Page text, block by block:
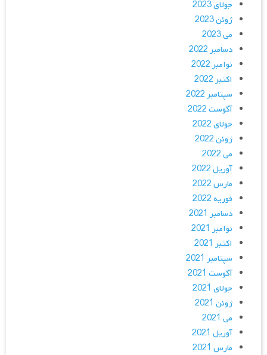
جولای 2023
ژوئن 2023
می 2023
دسامبر 2022
نوامبر 2022
اکتبر 2022
سپتامبر 2022
آگوست 2022
جولای 2022
ژوئن 2022
می 2022
آوریل 2022
مارس 2022
فوریه 2022
دسامبر 2021
نوامبر 2021
اکتبر 2021
سپتامبر 2021
آگوست 2021
جولای 2021
ژوئن 2021
می 2021
آوریل 2021
مارس 2021